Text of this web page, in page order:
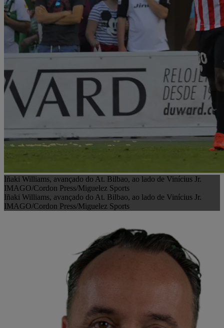
Iñaki Williams, avançado do At. Bilbao, ao lado de Vinícius Jr.
IMAGO/Cordon Press/Miguelez Sports
Iñaki Williams, avançado do At. Bilbao, ao lado de Vinícius Jr.
IMAGO/Cordon Press/Miguelez Sports